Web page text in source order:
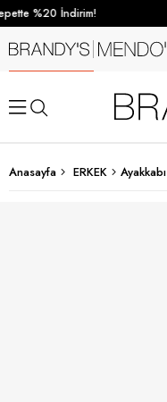
%20 İndirim!
Anasayfa ERKEK Ayakkabı